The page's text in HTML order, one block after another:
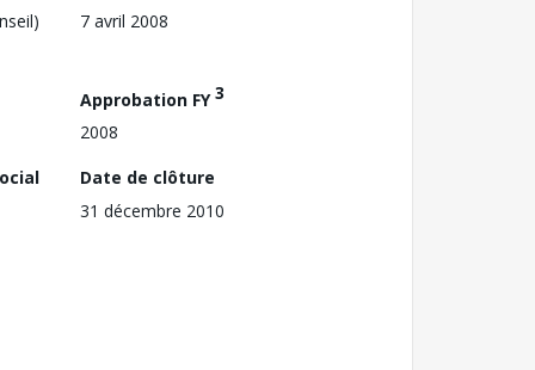
7 avril 2008
Approbation FY3
2008
Date de clôture
31 décembre 2010